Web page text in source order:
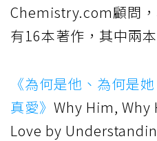
Chemistry.com顧問
有16本著作，其中兩本
《為何是他、為何是
真愛》 Why Him, Why
Love by